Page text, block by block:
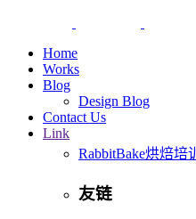
Home
Works
Blog
Design Blog
Contact Us
Link
RabbitBake烘焙培训
友链